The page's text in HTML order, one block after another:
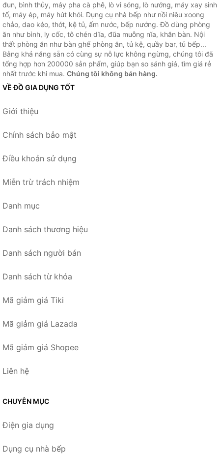
đun, bình thủy, máy pha cà phê, lò vi sóng, lò nướng, máy xay sinh
tố, máy ép, máy hút khói. Dụng cụ nhà bếp như nồi niêu xoong
chảo, dao kéo, thớt, kệ tủ, ấm nước, bếp nướng. Đồ dùng phòng
ăn như bình, ly cốc, tô chén dĩa, đũa muỗng nĩa, khăn bàn. Nội
thất phòng ăn như bàn ghế phòng ăn, tủ kệ, quầy bar, tủ bếp...
Bằng khả năng sẵn có cùng sự nỗ lực không ngừng, chúng tôi đã
tổng hợp hơn 200000 sản phẩm, giúp bạn so sánh giá, tìm giá rẻ
nhất trước khi mua. Chúng tôi không bán hàng.
VỀ ĐỒ GIA DỤNG TỐT
Giới thiệu
Chính sách bảo mật
Điều khoản sử dụng
Miễn trừ trách nhiệm
Danh mục
Danh sách thương hiệu
Danh sách người bán
Danh sách từ khóa
Mã giảm giá Tiki
Mã giảm giá Lazada
Mã giảm giá Shopee
Liên hệ
CHUYÊN MỤC
Điện gia dụng
Dụng cụ nhà bếp